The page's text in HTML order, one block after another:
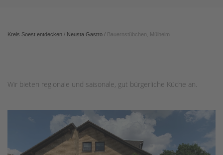
Kreis Soest entdecken / Neusta Gastro / Bauernstübchen, Mülheim
Wir bieten regionale und saisonale, gut bürgerliche Küche an.